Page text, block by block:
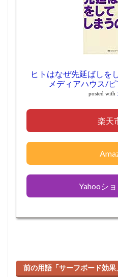
ヒトはなぜ先延ばしを
メディアハウス/
posted with
楽天
Yahooシ
前の用語「サーフボード効果